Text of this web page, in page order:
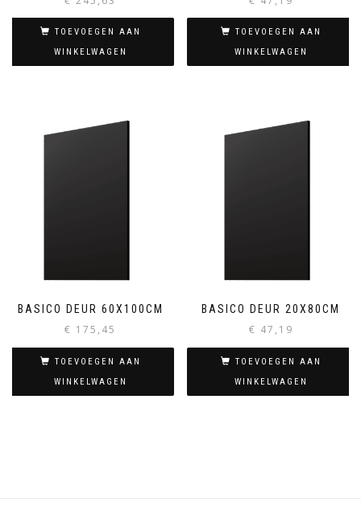
TOEVOEGEN AAN
WINKELWAGEN
TOEVOEGEN AAN
WINKELWAGEN
BASICO DEUR 60X100CM
€ 175,45
TOEVOEGEN AAN
WINKELWAGEN
BASICO DEUR 20X80CM
€ 47,19
TOEVOEGEN AAN
WINKELWAGEN